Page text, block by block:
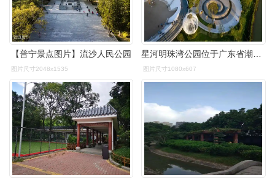
【普宁景点图片】流沙人民公园
图片尺寸2048x1535
星河明珠湾公园位于广东省潮汕地区揭阳普宁市云落镇寒妈湖畔,隶属
图片尺寸1080x607